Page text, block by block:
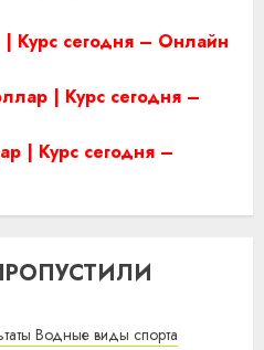
| Курс сегодня – Онлайн
| Курс сегодня –
| Курс сегодня –
Водные виды спорта